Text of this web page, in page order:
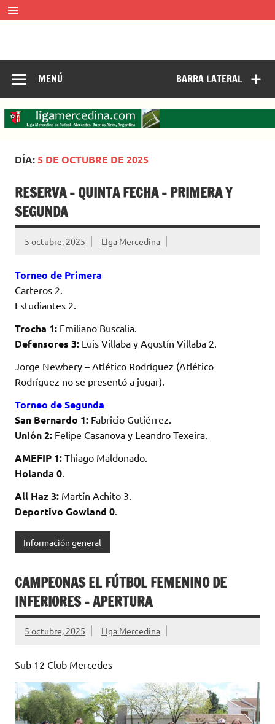
Saltar
contenido
ligamercedinadefutbol@hotmail.com ————— 02324-
BARRA LATERAL
MENÚ
DÍA:5 DE OCTUBRE DE 2025
RESERVA – QUINTA FECHA – PRIMERA Y
SEGUNDA
5 octubre, 2025 LIga Mercedina
Torneo de Primera
Carteros 2.
Estudiantes 2.
Trocha 1: Emiliano Buscalia.
Defensores 3: Luis Villaba y Agustín Villaba 2.
Jorge Newbery – Atlético Rodríguez (Atlético
Rodríguez no se presentó a jugar).
Torneo de Segunda
San Bernardo 1: Fabricio Gutiérrez.
Unión 2: Felipe Casanova y Leandro Texeira.
AMEFIP 1: Thiago Maldonado.
Holanda 0.
All Haz 3: Martín Achito 3.
Deportivo Gowland 0.
Información general
CAMPEONAS EL FÚTBOL FEMENINO DE
INFERIORES – APERTURA
5 octubre, 2025 LIga Mercedina
Sub 12 Club Mercedes